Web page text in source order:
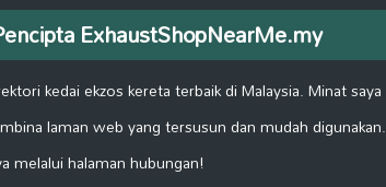
ExhaustShopNearMe.my
kedai ekzos kereta terbaik di Malaysia. Minat saya
laman web yang tersusun dan mudah digunakan.
melalui halaman hubungan!